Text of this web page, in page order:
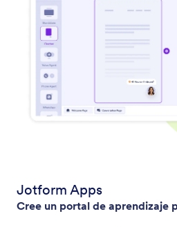
Jotform Apps
Cree un portal de aprendizaje